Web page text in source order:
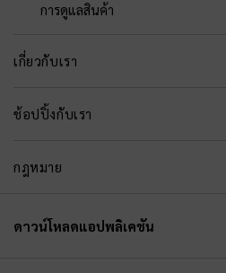
การดูแลสินค้า
เกี่ยวกับเรา
ช้อปปิ้งกับเรา
กฎหมาย
ดาวน์โหลดแอปพลิเคชัน